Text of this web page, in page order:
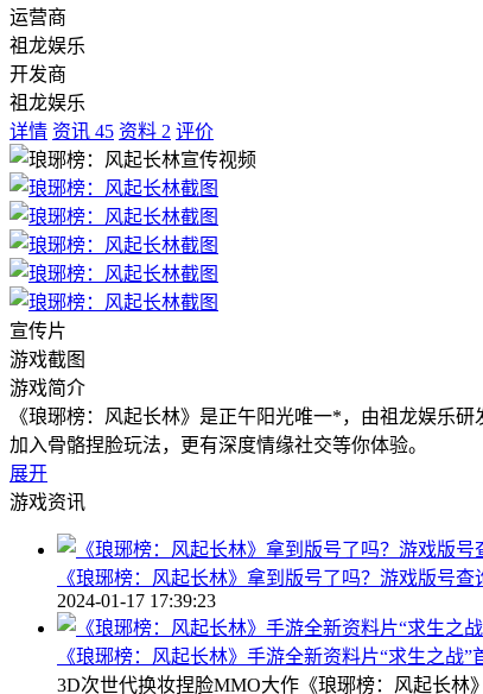
运营商
祖龙娱乐
开发商
祖龙娱乐
详情 资讯 45 资料 2 评价
宣传片
游戏截图
游戏简介
《琅琊榜：风起长林》是正午阳光唯一*，由祖龙娱乐
加入骨骼捏脸玩法，更有深度情缘社交等你体验。
展开
游戏资讯
《琅琊榜：风起长林》拿到版号了吗？游戏版号查
2024-01-17 17:39:23
《琅琊榜：风起长林》手游全新资料片“求生之战”
3D次世代换妆捏脸MMO大作《琅琊榜：风起长林